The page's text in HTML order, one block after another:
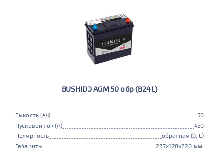
BUSHIDO AGM 50 обр (B24L)
Емкость (Ач)
50
Пусковой ток (А)
450
Полярность
обратная (0, L)
Габариты
237x128x220 мм.